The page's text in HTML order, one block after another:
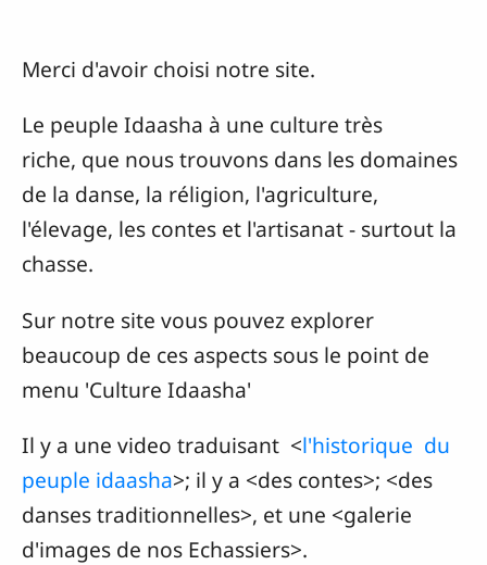
Merci d'avoir choisi notre site.
Le peuple Idaasha à une culture très
riche, que nous trouvons dans les domaines
de la danse, la réligion, l'agriculture,
l'élevage, les contes et l'artisanat - surtout la
chasse.
Sur notre site vous pouvez explorer
beaucoup de ces aspects sous le point de
menu 'Culture Idaasha'
Il y a une video traduisant <l'historique du
peuple idaasha>; il y a <des contes>; <des
danses traditionnelles>, et une <galerie
d'images de nos Echassiers>.